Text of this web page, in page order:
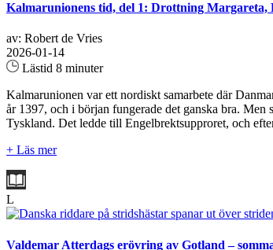
Kalmarunionens tid, del 1: Drottning Margareta,
av: Robert de Vries
2026-01-14
Lästid 8 minuter
Kalmarunionen var ett nordiskt samarbete där
år 1397, och i början fungerade det ganska bra.
Tyskland. Det ledde till Engelbrektsupproret, och
+ Läs mer
L
Valdemar Atterdags erövring av Gotland –